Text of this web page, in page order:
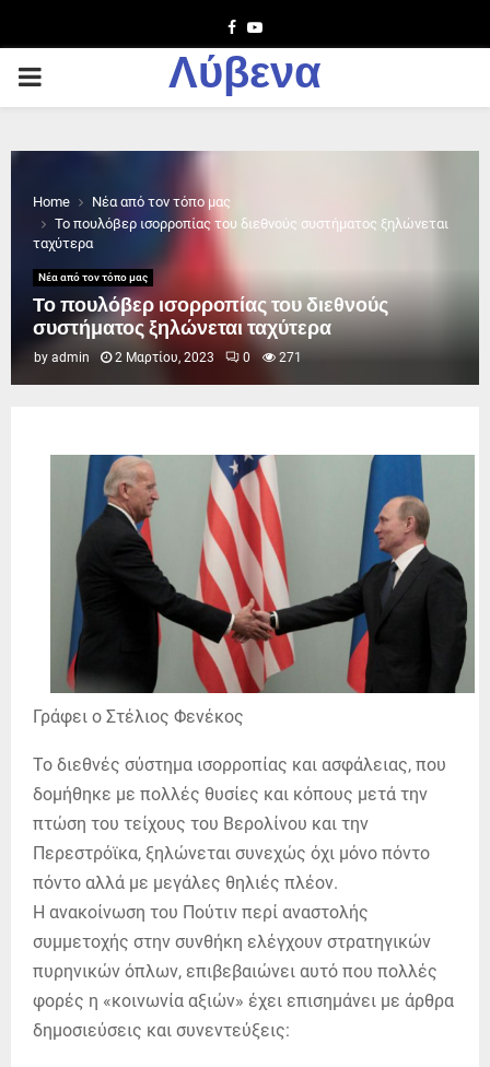
Facebook
Youtube
PRIMARY
Λύβενα
Home
Νέα από τον τόπο μας
Το πουλόβερ ισορροπίας του διεθνούς συστήματος ξηλώνεται
ταχύτερα
Νέα από τον τόπο μας
Το πουλόβερ ισορροπίας του διεθνούς
συστήματος ξηλώνεται ταχύτερα
by admin 2 Μαρτίου, 2023 0 271
Γράφει ο Στέλιος Φενέκος
Το διεθνές σύστημα ισορροπίας και ασφάλειας, που
δομήθηκε με πολλές θυσίες και κόπους μετά την
πτώση του τείχους του Βερολίνου και την
Περεστρόϊκα, ξηλώνεται συνεχώς όχι μόνο πόντο
πόντο αλλά με μεγάλες θηλιές πλέον.
Η ανακοίνωση του Πούτιν περί αναστολής
συμμετοχής στην συνθήκη ελέγχουν στρατηγικών
πυρηνικών όπλων, επιβεβαιώνει αυτό που πολλές
φορές η «κοινωνία αξιών» έχει επισημάνει με άρθρα
δημοσιεύσεις και συνεντεύξεις: